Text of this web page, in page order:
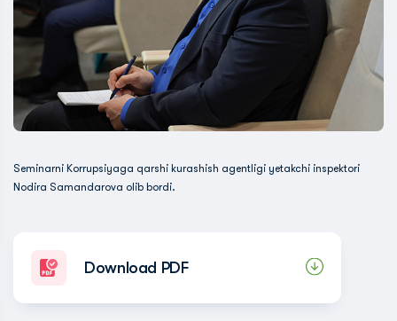
Seminarni Korrupsiyaga qarshi kurashish agentligi yetakchi inspektori
Nodira Samandarova olib bordi.
Download PDF